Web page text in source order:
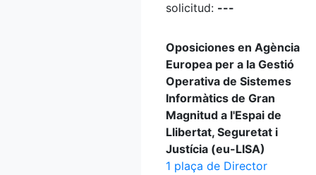
solicitud: ---
Oposiciones en Agència
Europea per a la Gestió
Operativa de Sistemes
Informàtics de Gran
Magnitud a l'Espai de
Llibertat, Seguretat i
Justícia (eu-LISA)
1 plaça de Director